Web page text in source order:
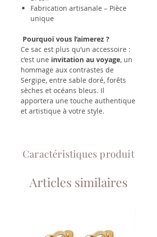
Fabrication artisanale – Pièce
unique
Pourquoi vous l’aimerez ?
Ce sac est plus qu’un accessoire :
c’est une invitation au voyage, un
hommage aux contrastes de
Sergipe, entre sable doré, forêts
sèches et océans bleus. Il
apportera une touche authentique
et artistique à votre style.
Caractéristiques produit
Articles similaires